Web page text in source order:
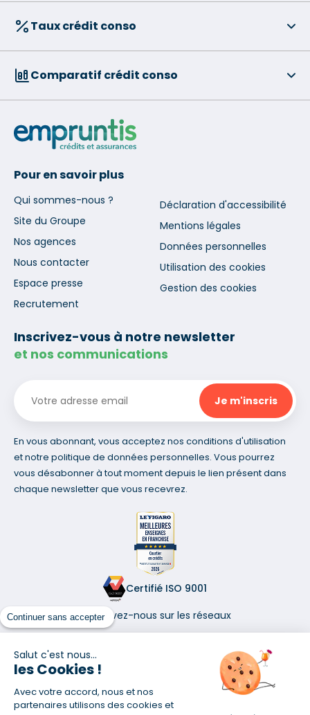
Continuer sans accepter
Salut c'est nous...
les Cookies !
Avec votre accord, nous et nos
partenaires utilisons des cookies et
Taux crédit conso
Comparatif crédit conso
Pour en savoir plus
Qui sommes-nous ?
Site du Groupe
Nos agences
Nous contacter
Espace presse
Recrutement
Déclaration d'accessibilité
Mentions légales
Données personnelles
Utilisation des cookies
Gestion des cookies
Inscrivez-vous à notre newsletter
et nos communications
En vous abonnant, vous acceptez nos conditions d'utilisation
et notre politique de données personnelles. Vous pourrez
vous désabonner à tout moment depuis le lien présent dans
chaque newsletter que vous recevrez.
Certifié ISO 9001
Retrouvez-nous sur les réseaux
(1) Taux fixe national hors assurance et selon votre profil